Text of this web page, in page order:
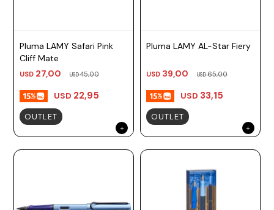
Pluma LAMY Safari Pink
Cliff Mate
USD 27,00 USD45,00
USD 22,95
OUTLET
Pluma LAMY AL-Star Fiery
USD 39,00 USD65,00
USD 33,15
OUTLET